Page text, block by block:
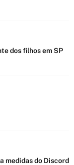
dos filhos em SP
medidas do Discord